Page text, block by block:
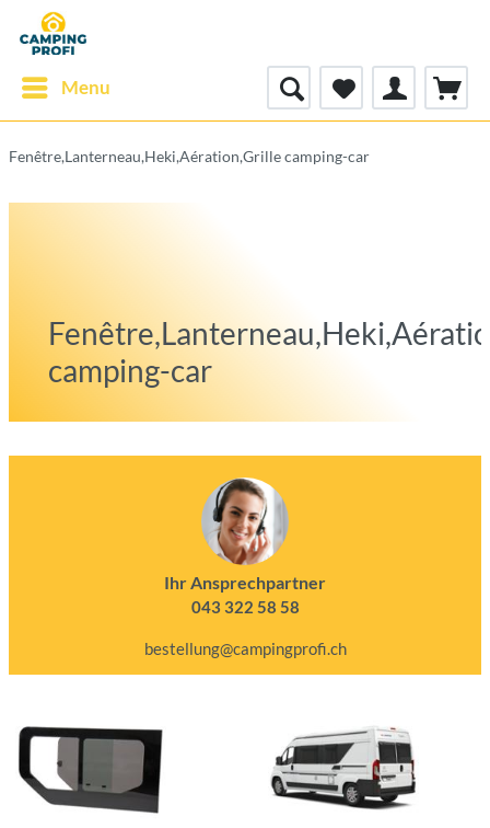
Menu
Fenêtre,Lanterneau,Heki,Aération,Grille camping-car
camping-car
Ihr Ansprechpartner
043 322 58 58
bestellung@campingprofi.ch